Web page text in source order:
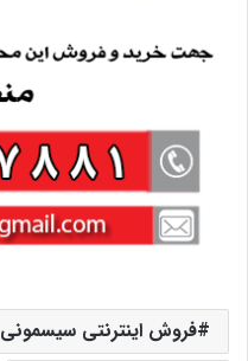
فروش اینترنتی سیسمونی